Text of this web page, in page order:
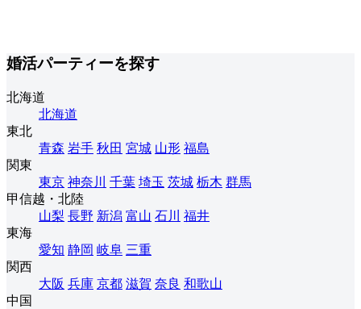
婚活パーティーを探す
北海道
北海道
東北
青森 岩手 秋田 宮城 山形 福島
関東
東京 神奈川 千葉 埼玉 茨城 栃木 群馬
甲信越・北陸
山梨 長野 新潟 富山 石川
福井
東海
愛知 静岡 岐阜 三重
関西
大阪 兵庫 京都 滋賀 奈良 和歌山
中国